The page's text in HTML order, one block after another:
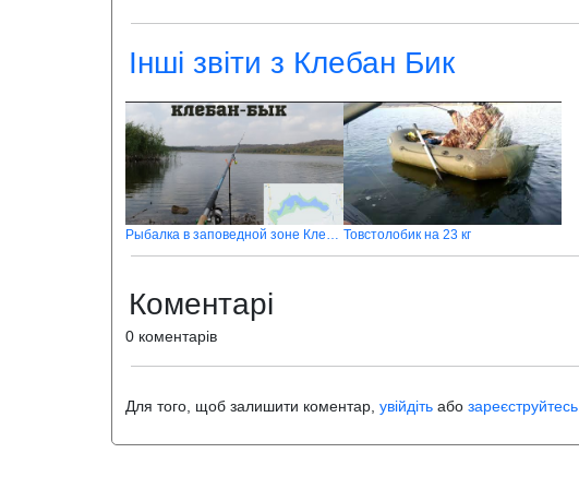
Інші звіти з Клебан Бик
Рыбалка в заповедной зоне Клебан-бык Товстолобик на 23 кг
Коментарі
0 коментарів
Для того, щоб залишити коментар, увійдіть або зареєструйтесь